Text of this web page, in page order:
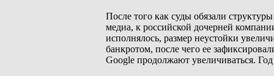
После того как суды обязали
медиа, к российской дочерней
исполнялось, размер неустойки
банкротом, после чего ее
Google продолжают увеличиваться.